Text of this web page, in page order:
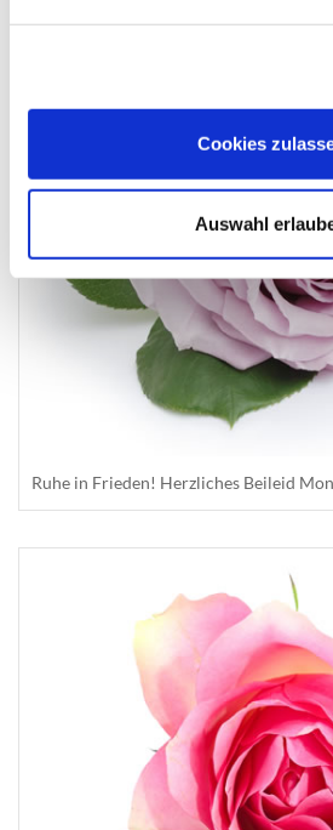
Cookies
Auswahl
Ruhe in Frieden! Herzliches Beileid